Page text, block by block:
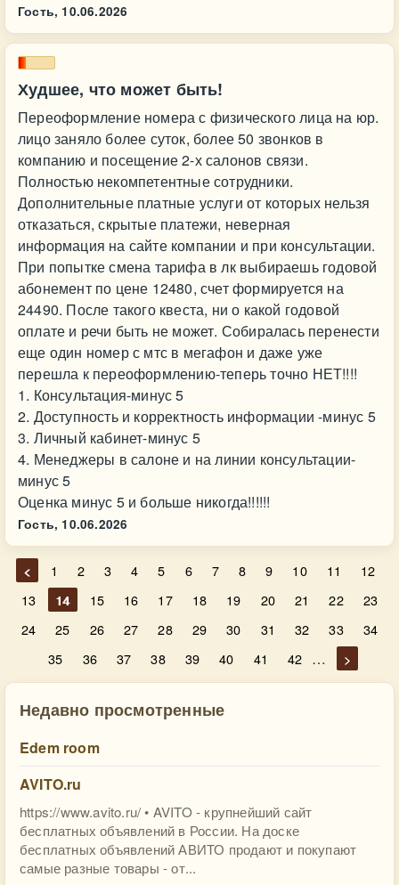
Гость, 10.06.2026
Худшее, что может быть!
Переоформление номера с физического лица на юр.
лицо заняло более суток, более 50 звонков в
компанию и посещение 2-х салонов связи.
Полностью некомпетентные сотрудники.
Дополнительные платные услуги от которых нельзя
отказаться, скрытые платежи, неверная
информация на сайте компании и при консультации.
При попытке смена тарифа в лк выбираешь годовой
абонемент по цене 12480, счет формируется на
24490. После такого квеста, ни о какой годовой
оплате и речи быть не может. Собиралась перенести
еще один номер с мтс в мегафон и даже уже
перешла к переоформлению-теперь точно НЕТ!!!!
1. Консультация-минус 5
2. Доступность и корректность информации -минус 5
3. Личный кабинет-минус 5
4. Менеджеры в салоне и на линии консультации-
минус 5
Оценка минус 5 и больше никогда!!!!!!
Гость, 10.06.2026
< 1 2 3 4 5 6 7 8 9 10 11
12
13
14 15 16 17 18 19 20 21 22
23
24
25 26 27 28 29 30 31 32 33
34
35
36 37 38 39 40 41 42 … >
Недавно просмотренные
Edem room
AVITO.ru
https://www.avito.ru/ • AVITO - крупнейший сайт
бесплатных объявлений в России. На доске
бесплатных объявлений АВИТО продают и покупают
самые разные товары - от...